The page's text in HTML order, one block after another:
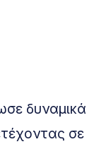
δυναμικά
σε